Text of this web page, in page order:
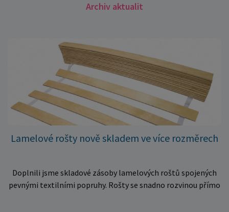
Archiv aktualit
Lamelové rošty nově skladem ve více rozměrech
Doplnili jsme skladové zásoby lamelových roštů spojených
pevnými textilními popruhy. Rošty se snadno rozvinou přímo